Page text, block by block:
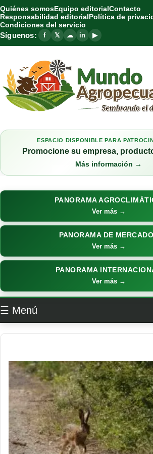
Quiénes somosEquipo editorialContacto
Responsabilidad editorialPolítica de
Condiciones del servicio
Síguenos: f 𝕏 ☁ in ▶
ESPACIO DISPONIBLE PARA
Promocione su empresa,
Más información →
PANORAMA
Ver más →
PANORAMA DE
Ver más →
PANORAMA
Ver más →
☰ Menú